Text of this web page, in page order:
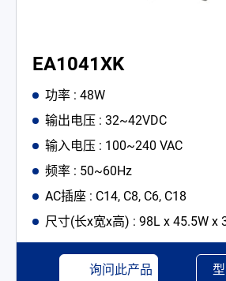
EA1041XK
功率 : 48W
输出电压 : 32~42VDC
输入电压 : 100~240 VAC
频率 : 50~60Hz
AC插座 : C14, C8, C6, C18
尺寸(长x宽x高) : 98L x 45.5W x
询问此产品